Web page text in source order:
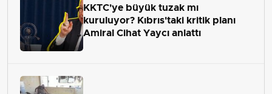
KKTC'ye büyük tuzak mı
kuruluyor? Kıbrıs'taki kritik planı
Amiral Cihat Yaycı anlattı